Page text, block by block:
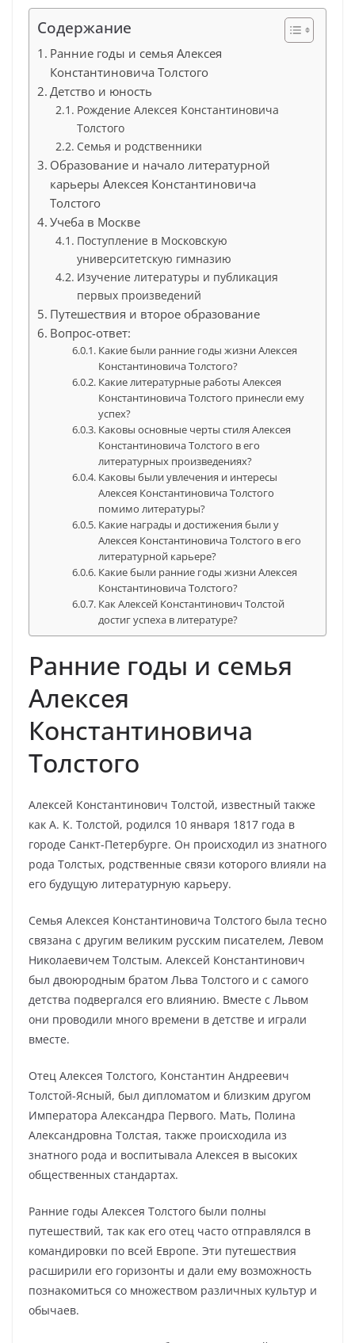
Содержание
Ранние годы и семья Алексея
Константиновича Толстого
Детство и юность
Рождение Алексея Константиновича
Толстого
Семья и родственники
Образование и начало литературной
карьеры Алексея Константиновича
Толстого
Учеба в Москве
Поступление в Московскую
университетскую гимназию
Изучение литературы и публикация
первых произведений
Путешествия и второе образование
Вопрос-ответ:
Какие были ранние годы жизни Алексея
Константиновича Толстого?
Какие литературные работы Алексея
Константиновича Толстого принесли ему
успех?
Каковы основные черты стиля Алексея
Константиновича Толстого в его
литературных произведениях?
Каковы были увлечения и интересы
Алексея Константиновича Толстого
помимо литературы?
Какие награды и достижения были у
Алексея Константиновича Толстого в его
литературной карьере?
Какие были ранние годы жизни Алексея
Константиновича Толстого?
Как Алексей Константинович Толстой
достиг успеха в литературе?
Ранние годы и семья
Алексея
Константиновича
Толстого
Алексей Константинович Толстой, известный также
как А. К. Толстой, родился 10 января 1817 года в
городе Санкт-Петербурге. Он происходил из знатного
рода Толстых, родственные связи которого влияли на
его будущую литературную карьеру.
Семья Алексея Константиновича Толстого была тесно
связана с другим великим русским писателем, Левом
Николаевичем Толстым. Алексей Константинович
был двоюродным братом Льва Толстого и с самого
детства подвергался его влиянию. Вместе с Львом
они проводили много времени в детстве и играли
вместе.
Отец Алексея Толстого, Константин Андреевич
Толстой-Ясный, был дипломатом и близким другом
Императора Александра Первого. Мать, Полина
Александровна Толстая, также происходила из
знатного рода и воспитывала Алексея в высоких
общественных стандартах.
Ранние годы Алексея Толстого были полны
путешествий, так как его отец часто отправлялся в
командировки по всей Европе. Эти путешествия
расширили его горизонты и дали ему возможность
познакомиться со множеством различных культур и
обычаев.